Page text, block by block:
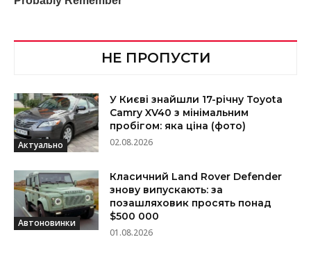
НЕ ПРОПУСТИ
Актуально
У Києві знайшли 17-річну Toyota
Camry XV40 з мінімальним
пробігом: яка ціна (фото)
02.08.2026
Автоновинки
Класичний Land Rover Defender
знову випускають: за
позашляховик просять понад
$500 000
01.08.2026